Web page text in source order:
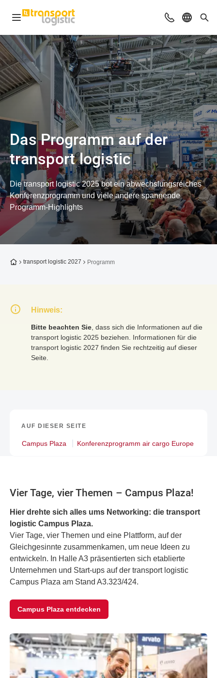
Navigation öffnen Beratung &
Sprache
Das Programm auf der
transport logistic
Die transport logistic 2025 bot ein abwechslungsreiches
Konferenzprogramm und viele andere spannende
Programm-Highlights
Zur Startseite
transport logistic 2027 Programm
Hinweis:
Bitte beachten Sie , dass sich die Informationen auf die
transport logistic 2025 beziehen. Informationen für die
transport logistic 2027 finden Sie rechtzeitig auf dieser
Seite.
AUF DIESER SEITE
Campus Plaza Konferenzprogramm air cargo Europe
Vier Tage, vier Themen – Campus Plaza!
Hier drehte sich alles ums Networking: die transport
logistic Campus Plaza.
Vier Tage, vier Themen und eine Plattform, auf der
Gleichgesinnte zusammenkamen, um neue Ideen zu
entwickeln. In Halle A3 präsentierten sich etablierte
Unternehmen und Start-ups auf der transport logistic
Campus Plaza am Stand A3.323/424.
Campus Plaza entdecken